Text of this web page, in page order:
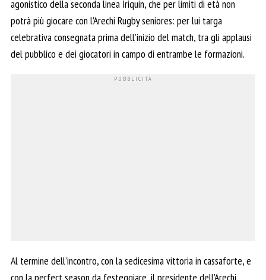
agonistico della seconda linea Iriquin, che per limiti di età non
potrà più giocare con l’Arechi Rugby seniores: per lui targa
celebrativa consegnata prima dell’inizio del match, tra gli applausi
del pubblico e dei giocatori in campo di entrambe le formazioni.
Al termine dell’incontro, con la sedicesima vittoria in cassaforte, e